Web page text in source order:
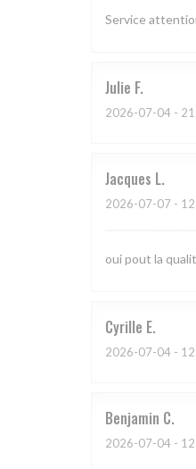
Service
Julie F
2026-07-04 -
Jacques L
2026-07-07 -
oui pout la
Cyrille E
2026-07-04 -
Benjamin C
2026-07-04 -